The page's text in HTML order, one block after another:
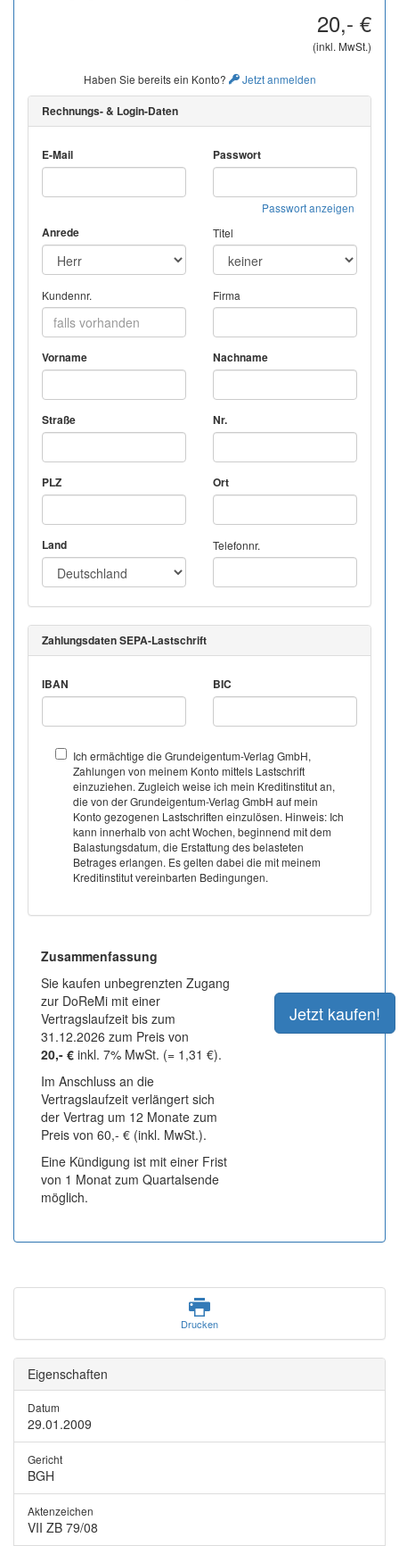
20,- €
(inkl. MwSt.)
Haben Sie bereits ein Konto? Jetzt anmelden
Rechnungs- & Login-Daten
E-Mail Passwort
Passwort anzeigen
Anrede Titel
Kundennr. Firma
Vorname Nachname
Straße Nr.
PLZ Ort
Land Telefonnr.
Zahlungsdaten SEPA-Lastschrift
IBAN BIC
Ich ermächtige die Grundeigentum-Verlag GmbH,
Zahlungen von meinem Konto mittels Lastschrift
einzuziehen. Zugleich weise ich mein Kreditinstitut an,
die von der Grundeigentum-Verlag GmbH auf mein
Konto gezogenen Lastschriften einzulösen. Hinweis: Ich
kann innerhalb von acht Wochen, beginnend mit dem
Balastungsdatum, die Erstattung des belasteten
Betrages erlangen. Es gelten dabei die mit meinem
Kreditinstitut vereinbarten Bedingungen.
Zusammenfassung
Sie kaufen unbegrenzten Zugang
zur DoReMi mit einer
Vertragslaufzeit bis zum
31.12.2026 zum Preis von
20,- € inkl. 7% MwSt. (= 1,31 €).
Im Anschluss an die
Vertragslaufzeit verlängert sich
der Vertrag um 12 Monate zum
Preis von 60,- € (inkl. MwSt.).
Eine Kündigung ist mit einer Frist
von 1 Monat zum Quartalsende
möglich.
Drucken
Eigenschaften
Datum
29.01.2009
Gericht
BGH
Aktenzeichen
VII ZB 79/08